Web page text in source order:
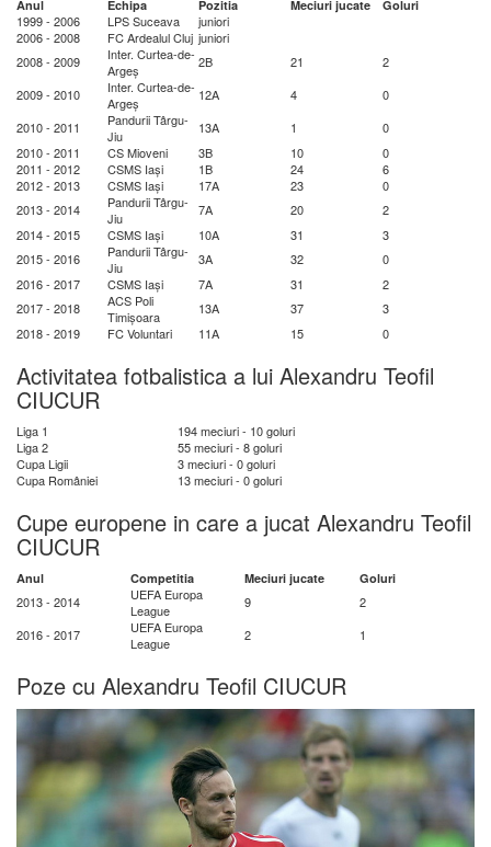
Anul Echipa Pozitia Meciuri jucate Goluri
1999 - 2006 LPS Suceava
juniori
2006 - 2008
FC Ardealul Cluj juniori
2008 - 2009
Inter. Curtea-de-
Argeș
2B 21
2
2009 - 2010
Inter. Curtea-de-
Argeș
12A 4
0
2010 - 2011
Pandurii Târgu-
Jiu
13A 1
0
2010 - 2011
CS Mioveni 3B 10
0
2011 - 2012
CSMS Iași 1B 24
6
2012 - 2013
CSMS Iași 17A 23
0
2013 - 2014
Pandurii Târgu-
Jiu
7A 20
2
2014 - 2015
CSMS Iași 10A 31
3
2015 - 2016
Pandurii Târgu-
Jiu
3A 32
0
2016 - 2017
CSMS Iași 7A 31
2
2017 - 2018
ACS Poli
Timișoara
13A 37
3
2018 - 2019
FC Voluntari 11A 15 0
Activitatea fotbalistica a lui Alexandru Teofil
CIUCUR
Liga 1
194 meciuri - 10 goluri
Liga 2
55 meciuri - 8 goluri
Cupa Ligii
3 meciuri - 0 goluri
Cupa României
13 meciuri - 0 goluri
Cupe europene in care a jucat Alexandru Teofil
CIUCUR
Anul Competitia Meciuri jucate Goluri
2013 - 2014
UEFA Europa
League
9
2
2016 - 2017
UEFA Europa
League
2 1
Poze cu Alexandru Teofil CIUCUR